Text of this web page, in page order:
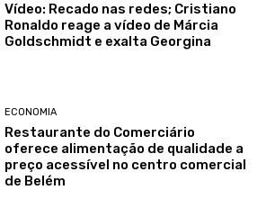
Vídeo: Recado nas redes; Cristiano
Ronaldo reage a vídeo de Márcia
Goldschmidt e exalta Georgina
ECONOMIA
Restaurante do Comerciário
oferece alimentação de qualidade a
preço acessível no centro comercial
de Belém